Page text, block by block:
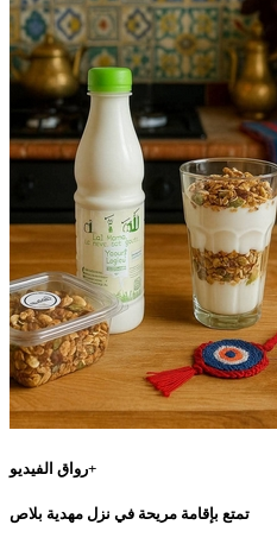
رواق الفيديو+
تمتع بإقامة مريحة في نزل مهدية بلاص